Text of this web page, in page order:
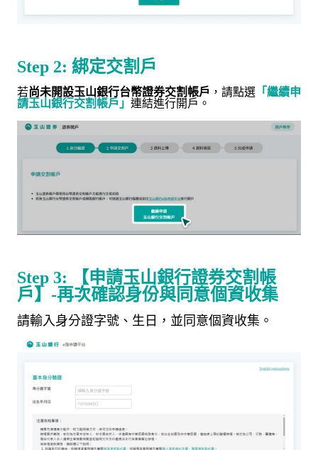
Step 2: 綁定交割戶
若尚未開設玉山銀行台幣證券交割帳戶 ，請點選 「繼續申
請玉山銀行交割帳戶」 連結進行開戶。
Step 3:
【申請玉山銀行證券交割帳
戶】 -再次確認身份與同意個資收集
請輸入身分證字號、生日，並同意個資收集。